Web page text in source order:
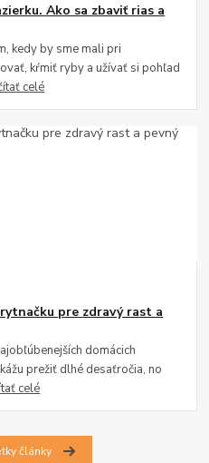
Ako sa zbaviť rias a
kedy by sme mali pri
kŕmiť ryby a užívať si pohľad
celé
pre zdravý rast a
domácich
prežiť dlhé desaťročia, no
celé
články